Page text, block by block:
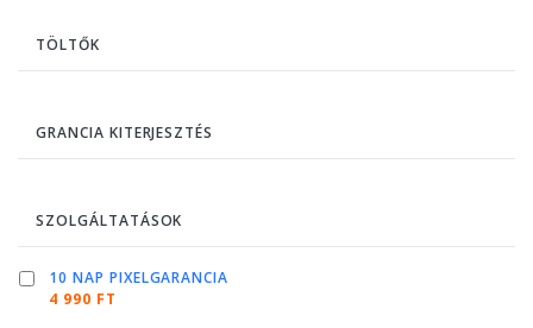
TÖLTŐK
GRANCIA KITERJESZTÉS
SZOLGÁLTATÁSOK
10 NAP PIXELGARANCIA
4 990 FT